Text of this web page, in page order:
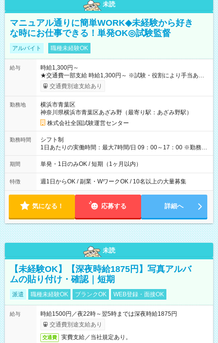
未読
マニュアル通りに簡単WORK◆未経験から好き
な時にお仕事できる！単発OK◎試験監督
アルバイト 職種未経験OK
給与
時給1,300円～
★交通費一部支給 時給1,300円～ ※試験・役割により手当あり
※勤務回数により昇給あり 【即給（前払い）オプションあ
り！】 希望される場合、勤務から1週間ほどで給与の一部を受け
例】 ・河合塾模擬試験 8:30～17:30（休憩1時間） 時給1,300円
×8時間＝日収10,400円＋交通費 ※当日の役割により時給＋100
円の場合あり ・国家試験 7:00～13:30（休憩なし） 時給1,300
円（役割手当＋100円）×6時間＝日収8,400円＋交通費 【試用期
間】試用期間なし
交通費別途支給あり
勤務地
横浜市青葉区
神奈川県横浜市青葉区あざみ野（最寄り駅：あざみ野駅）
株式会社全国試験運営センター
勤務時間
シフト制
1日あたりの実働時間：最大7時間/日 09：00～17：00 ※勤務時
間は 試験により異なります。
期間 単発・1日のみOK / 短期（1ヶ月以内）
特徴 週1日からOK / 副業・WワークOK / 10名以上の大量募集
気になる！ 応募する 詳細へ
未読
【未経験OK】【深夜時給1875円】写真アルバ
ムの貼り付け・確認｜短期
派遣 職種未経験OK ブランクOK WEB登録・面接OK
給与
時給1500円／夜22時～翌5時までは深夜時給1875円
交通費別途支給あり
交通費 実費支給／当社規定あり。